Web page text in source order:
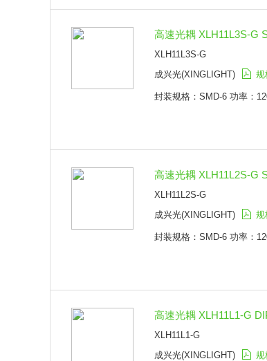
高速光耦 XLH11L3S-G
XLH11L3S-G
成兴光(XINGLIGHT)
规
封装规格：SMD-6 功率：
高速光耦 XLH11L2S-G
XLH11L2S-G
成兴光(XINGLIGHT)
规
封装规格：SMD-6 功率：
高速光耦 XLH11L1-G
XLH11L1-G
成兴光(XINGLIGHT)
规